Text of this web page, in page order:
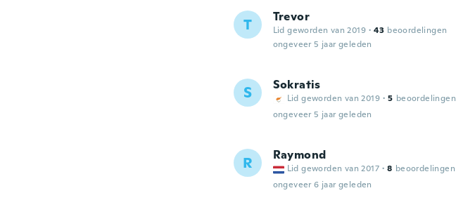
T Trevor
Lid geworden van 2019 · 43 beoordelingen
ongeveer 5 jaar geleden
S Sokratis
Lid geworden van 2019 · 5 beoordelingen
ongeveer 5 jaar geleden
R Raymond
Lid geworden van 2017 · 8 beoordelingen
ongeveer 6 jaar geleden